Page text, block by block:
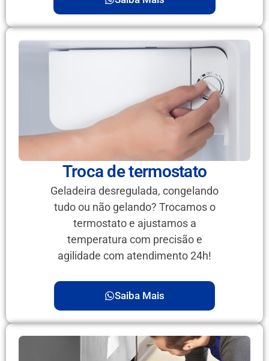
Troca de termostato
Geladeira desregulada, congelando
tudo ou não gelando? Trocamos o
termostato e ajustamos a
temperatura com precisão e
agilidade com atendimento 24h!
Saiba Mais